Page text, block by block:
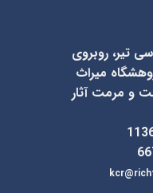
تیر، روبروی
ایران، شماره 2، پژوهشگاه میراث
و مرمت آثار